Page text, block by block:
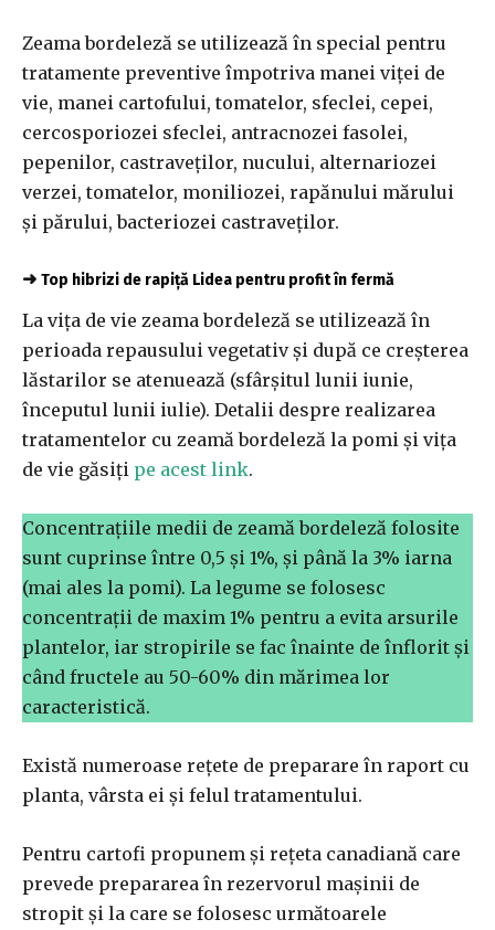
Zeama bordeleză se utilizează în special pentru
tratamente preventive împotriva manei viţei de
vie, manei cartofului, tomatelor, sfeclei, cepei,
cercosporiozei sfeclei, antracnozei fasolei,
pepenilor, castraveţilor, nucului, alternariozei
verzei, tomatelor, moniliozei, rapănului mărului
şi părului, bacteriozei castraveţilor.
➜ Top hibrizi de rapiță Lidea pentru profit în fermă
La vița de vie zeama bordeleză se utilizează în
perioada repausului vegetativ și după ce creșterea
lăstarilor se atenuează (sfârșitul lunii iunie,
începutul lunii iulie). Detalii despre realizarea
tratamentelor cu zeamă bordeleză la pomi și vița
de vie găsiți pe acest link.
Concentraţiile medii de zeamă bordeleză folosite
sunt cuprinse între 0,5 şi 1%, şi până la 3% iarna
(mai ales la pomi). La legume se folosesc
concentrații de maxim 1% pentru a evita arsurile
plantelor, iar stropirile se fac înainte de înflorit și
când fructele au 50-60% din mărimea lor
caracteristică.
Există numeroase reţete de preparare în raport cu
planta, vârsta ei şi felul tratamentului.
Pentru cartofi propunem şi reţeta canadiană care
prevede prepararea în rezervorul maşinii de
stropit şi la care se folosesc următoarele